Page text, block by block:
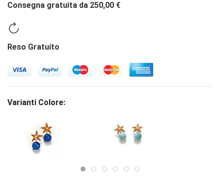
Consegna gratuita da 250,00 €
Reso Gratuito
Varianti Colore: